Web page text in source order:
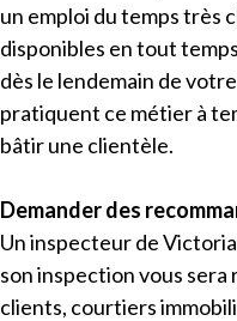
un emploi du temps très
disponibles en tout
dès le lendemain de
pratiquent ce métier à
bâtir une clientèle.
Demander des
Un inspecteur de
son inspection vous sera
clients, courtiers